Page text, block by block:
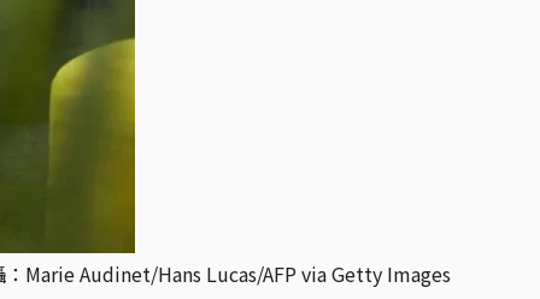
Marie Audinet/Hans Lucas/AFP via Getty Images